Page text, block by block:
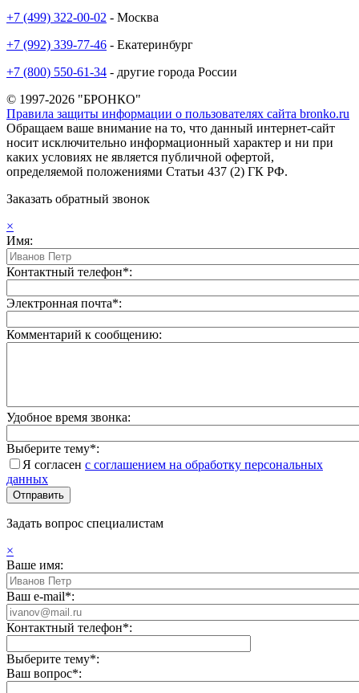
+7 (499) 322-00-02 - Москва
+7 (992) 339-77-46 - Екатеринбург
+7 (800) 550-61-34 - другие города России
© 1997-2026 "БРОНКО"
Правила защиты информации о пользователях сайта bronko.ru
Обращаем ваше внимание на то, что данный интернет-сайт
носит исключительно информационный характер и ни при
каких условиях не является публичной офертой,
определяемой положениями Статьи 437 (2) ГК РФ.
Заказать обратный звонок
×
Имя:
Контактный телефон*:
Электронная почта*:
Комментарий к сообщению:
Удобное время звонка:
Выберите тему*:
Я согласен с соглашением на обработку персональных
данных
Задать вопрос специалистам
×
Ваше имя:
Ваш e-mail*:
Контактный телефон*:
Выберите тему*:
Ваш вопрос*: